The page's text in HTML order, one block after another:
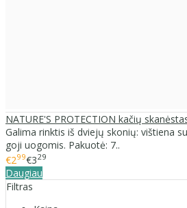
NATURE'S PROTECTION kačių
Galima rinktis iš dviejų skonių: vištiena
goji uogomis. Pakuotė: 7..
€299€329
Daugiau
Filtras